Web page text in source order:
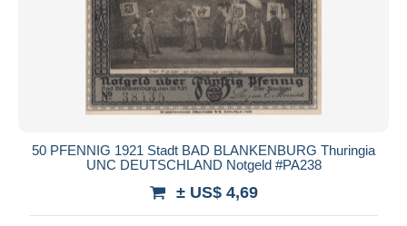
50 PFENNIG 1921 Stadt BAD BLANKENBURG Thuringia
UNC DEUTSCHLAND Notgeld #PA238
± US$ 4,69